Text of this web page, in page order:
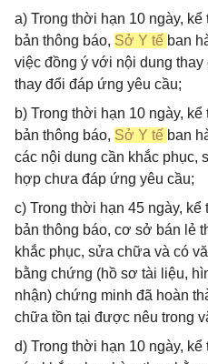
a) Trong thời hạn 10 ngày,
bản thông báo, Sở Y tế ban
việc đồng ý với nội dung
thay đổi đáp ứng yêu cầu;
b) Trong thời hạn 10 ngày,
bản thông báo, Sở Y tế ban
các nội dung cần khắc phục,
hợp chưa đáp ứng yêu cầu;
c) Trong thời hạn 45 ngày, kể
bản thông báo, cơ sở bán lẻ
khắc phục, sửa chữa và có
bằng chứng (hồ sơ tài liệu,
nhận) chứng minh đã hoàn
chữa tồn tại được nêu trong
d) Trong thời hạn 10 ngày,